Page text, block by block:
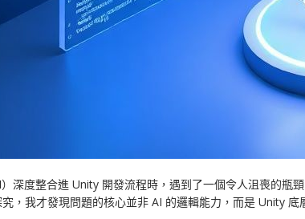
深度整合進 Unity 開發流程時，遇到了一個令人沮喪的瓶
，我才發現問題的核心並非 AI 的邏輯能力，而是 Unity